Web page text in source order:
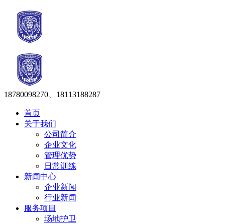
18780098270、18113188287
首页
关于我们
公司简介
企业文化
管理优势
日常训练
新闻中心
企业新闻
行业新闻
服务项目
场地护卫